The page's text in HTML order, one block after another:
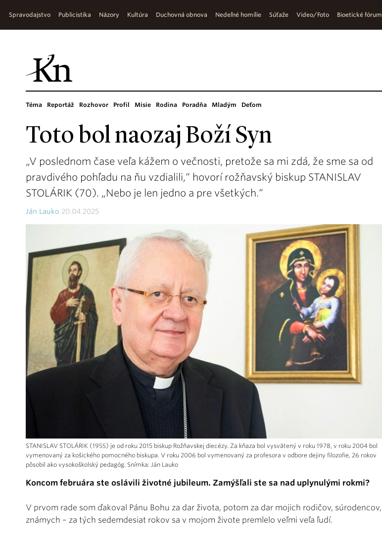
Spravodajstvo Publicistika Názory Kultúra Duchovná obnova Nedeľné homílie Súťaže Video/Foto Bioetické fórum
Téma Reportáž Rozhovor Profil Misie Rodina Poradňa Mladým Deťom
Toto bol naozaj Boží Syn
„V poslednom čase veľa kážem o večnosti, pretože sa mi zdá, že sme sa od
pravdivého pohľadu na ňu vzdialili,“ hovorí rožňavský biskup STANISLAV
STOLÁRIK (70). „Nebo je len jedno a pre všetkých.“
Ján Lauko 20.04.2025
STANISLAV STOLÁRIK (1955) je od roku 2015 biskup Rožňavskej diecézy. Za kňaza bol vysvätený v roku 1978, v roku 2004 bol
vymenovaný za košického pomocného biskupa. V roku 2006 bol vymenovaný za profesora v odbore dejiny filozofie, 26 rokov
pôsobil ako vysokoškolský pedagóg. Snímka: Ján Lauko
Koncom februára ste oslávili životné jubileum. Zamýšľali ste sa nad uplynulými rokmi?
V prvom rade som ďakoval Pánu Bohu za dar života, potom za dar mojich rodičov, súrodencov,
známych – za tých sedemdesiat rokov sa v mojom živote premlelo veľmi veľa ľudí.